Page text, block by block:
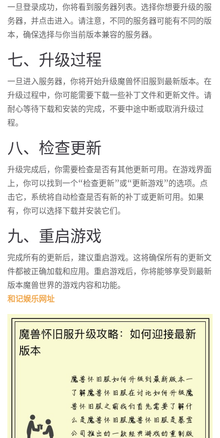
一旦登录成功，你将看到服务器列表。选择你想要升级的服
务器，并点击进入。请注意，不同的服务器可能有不同的版
本，确保选择与你当前版本兼容的服务器。
七、升级过程
一旦进入服务器，你将开始升级魔兽怀旧服到最新版本。在
升级过程中，你可能需要下载一些补丁文件和更新文件。请
耐心等待下载和安装的完成，不要中途中断或取消升级过
程。
八、检查更新
升级完成后，你需要检查是否有其他更新可用。在游戏界面
上，你可以找到一个“检查更新”或“更新游戏”的选项。点
击它，系统将自动检查是否有新的补丁或更新可用。如果
有，你可以选择下载并安装它们。
九、重启游戏
完成所有的更新后，建议重启游戏。这将确保所有的更新文
件都被正确加载和应用。重启游戏后，你将能够享受到最新
版本魔兽世界的游戏内容和功能。
和记娱乐网址